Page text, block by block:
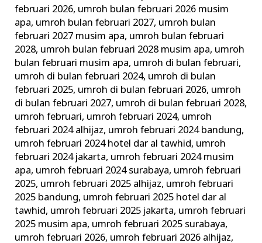
februari 2026, umroh bulan februari 2026 musim
apa, umroh bulan februari 2027, umroh bulan
februari 2027 musim apa, umroh bulan februari
2028, umroh bulan februari 2028 musim apa, umroh
bulan februari musim apa, umroh di bulan februari,
umroh di bulan februari 2024, umroh di bulan
februari 2025, umroh di bulan februari 2026, umroh
di bulan februari 2027, umroh di bulan februari 2028,
umroh februari, umroh februari 2024, umroh
februari 2024 alhijaz, umroh februari 2024 bandung,
umroh februari 2024 hotel dar al tawhid, umroh
februari 2024 jakarta, umroh februari 2024 musim
apa, umroh februari 2024 surabaya, umroh februari
2025, umroh februari 2025 alhijaz, umroh februari
2025 bandung, umroh februari 2025 hotel dar al
tawhid, umroh februari 2025 jakarta, umroh februari
2025 musim apa, umroh februari 2025 surabaya,
umroh februari 2026, umroh februari 2026 alhijaz,